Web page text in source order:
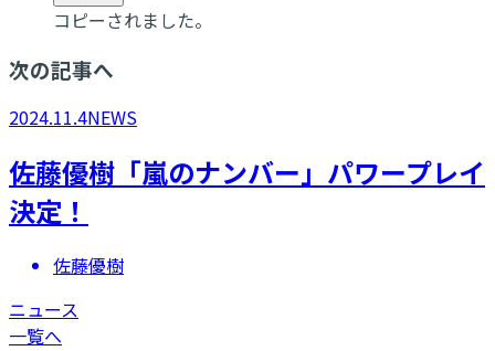
コピーされました。
次の記事へ
2024.11.4NEWS
佐藤優樹「嵐のナンバー」パワープレイ
決定！
佐藤優樹
ニュース
一覧へ